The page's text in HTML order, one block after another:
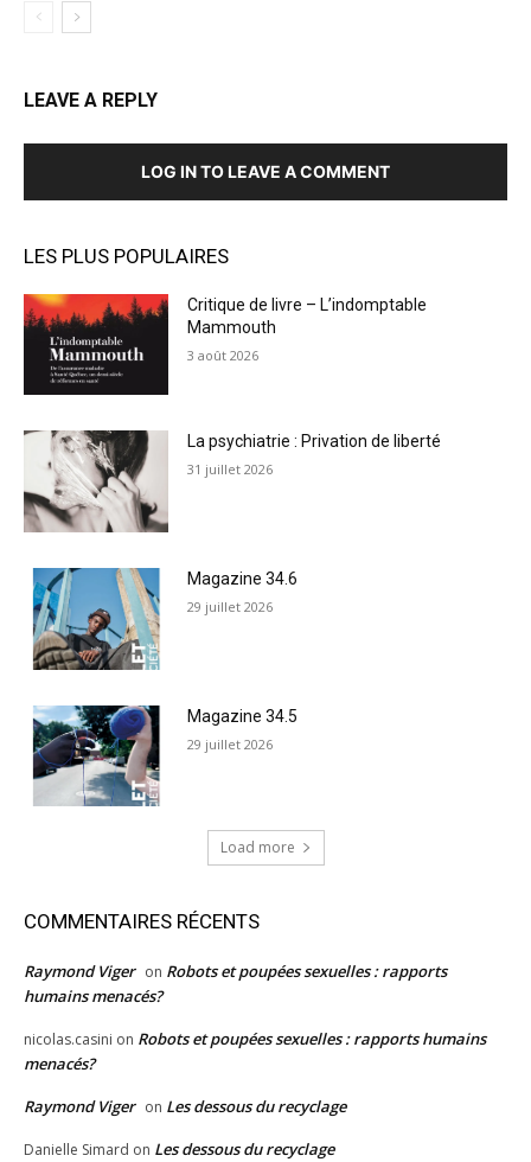
LEAVE A REPLY
LOG IN TO LEAVE A COMMENT
LES PLUS POPULAIRES
Critique de livre – L’indomptable
Mammouth
3 août 2026
La psychiatrie : Privation de liberté
31 juillet 2026
Magazine 34.6
29 juillet 2026
Magazine 34.5
29 juillet 2026
Load more
COMMENTAIRES RÉCENTS
Raymond Viger on Robots et poupées sexuelles : rapports
humains menacés?
nicolas.casini on Robots et poupées sexuelles : rapports humains
menacés?
Raymond Viger on Les dessous du recyclage
Danielle Simard on Les dessous du recyclage